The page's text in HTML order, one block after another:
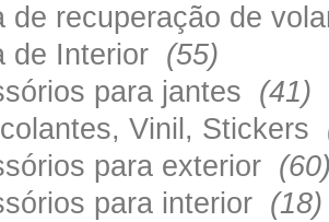
de recuperação de
de Interior (55)
para jantes (41)
Vinil, Stickers
para exterior
para interior (18)